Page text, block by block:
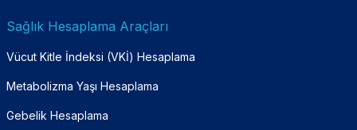
Sağlık Hesaplama Araçları
Vücut Kitle İndeksi (VKİ) Hesaplama
Metabolizma Yaşı Hesaplama
Gebelik Hesaplama